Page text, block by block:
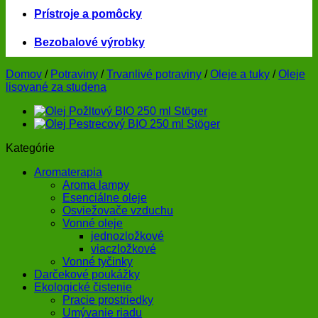
Prístroje a pomôcky
Bezobalové výrobky
Domov / Potraviny / Trvanlivé potraviny / Oleje a tuky / Oleje
lisované za studena
Kategórie
Aromaterapia
Aroma lampy
Esenciálne oleje
Osviežovače vzduchu
Vonné oleje
jednozložkové
viaczložkové
Vonné tyčinky
Darčekové poukážky
Ekologické čistenie
Pracie prostriedky
Umývanie riadu